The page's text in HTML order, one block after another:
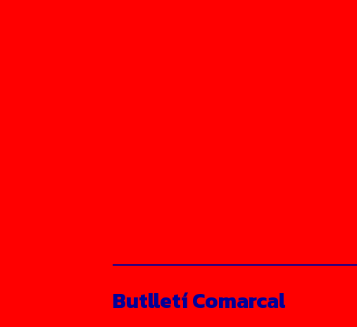
Butlletí Comarcal